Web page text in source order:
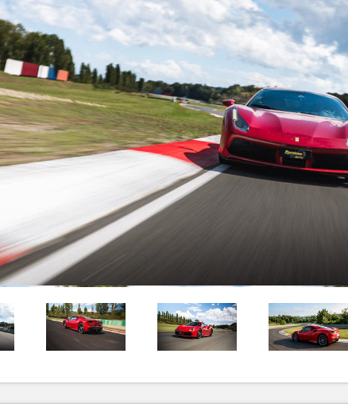
Essen &Trinken
Wellness &Gesundheit
Wasser &Wind
Lifestyle &Phantasie
Kids &Family
Übernachtungen